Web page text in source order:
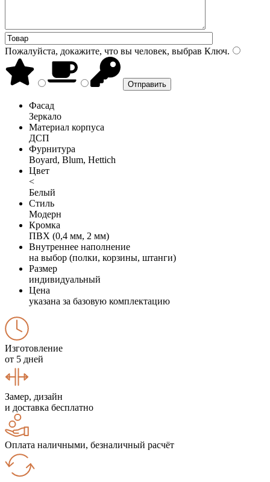
Пожалуйста, докажите, что вы человек, выбрав Ключ.
Фасад
Зеркало
Материал корпуса
ДСП
Фурнитура
Boyard, Blum, Hettich
Цвет
<
Белый
Стиль
Модерн
Кромка
ПВХ (0,4 мм, 2 мм)
Внутреннее наполнение
на выбор (полки, корзины, штанги)
Размер
индивидуальный
Цена
указана за базовую комплектацию
Изготовление
от 5 дней
Замер, дизайн
и доставка бесплатно
Оплата наличными, безналичный расчёт